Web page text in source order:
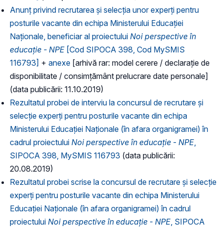
Anunț privind recrutarea și selecția unor experți pentru
posturile vacante din echipa Ministerului Educației
Naționale, beneficiar al proiectului Noi perspective în
educație - NPE [Cod SIPOCA 398, Cod MySMIS
116793] + anexe [arhivă rar: model cerere / declarație de
disponibilitate / consimțământ prelucrare date personale]
(data publicării: 11.10.2019)
Rezultatul probei de interviu la concursul de recrutare și
selecție experți pentru posturile vacante din echipa
Ministerului Educației Naționale (în afara organigramei) în
cadrul proiectului Noi perspective în educație - NPE
SIPOCA 398, MySMIS 116793 (data publicării:
20.08.2019)
Rezultatul probei scrise la concursul de recrutare și selecție
experți pentru posturile vacante din echipa Ministerului
Educației Naționale (în afara organigramei) în cadrul
proiectului Noi perspective în educație - NPE , SIPOCA